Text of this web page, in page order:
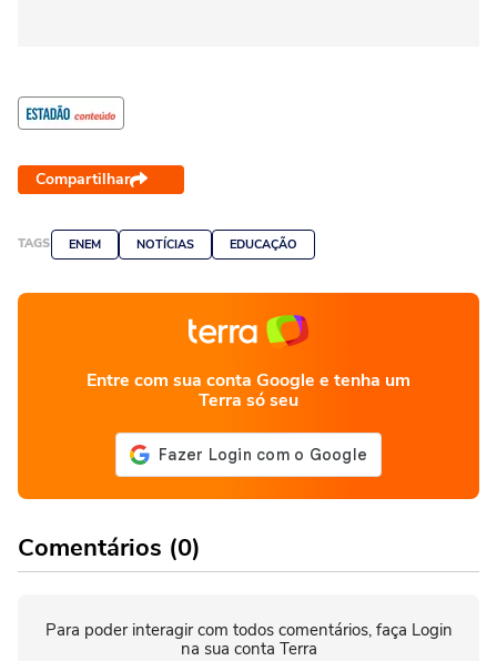
Compartilhar
TAGS ENEM NOTÍCIAS EDUCAÇÃO
Entre com sua conta Google e tenha um
Terra só seu
Comentários (0)
Para poder interagir com todos comentários, faça Login
na sua conta Terra